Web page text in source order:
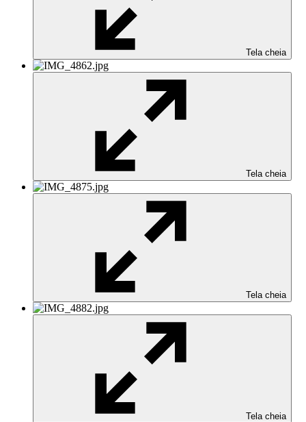
Tela cheia
Tela cheia
Tela cheia
Tela cheia